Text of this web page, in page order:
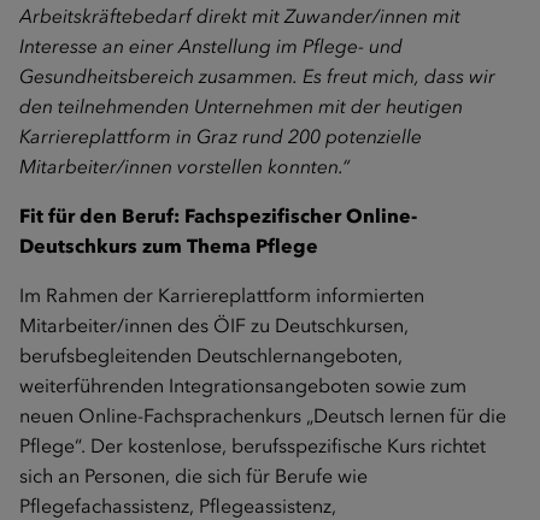
Arbeitskräftebedarf direkt mit Zuwander/innen mit
Interesse an einer Anstellung im Pflege- und
Gesundheitsbereich zusammen. Es freut mich, dass wir
den teilnehmenden Unternehmen mit der heutigen
Karriereplattform in Graz rund 200 potenzielle
Mitarbeiter/innen vorstellen konnten.“
Fit für den Beruf: Fachspezifischer Online-
Deutschkurs zum Thema Pflege
Im Rahmen der Karriereplattform informierten
Mitarbeiter/innen des ÖIF zu Deutschkursen,
berufsbegleitenden Deutschlernangeboten,
weiterführenden Integrationsangeboten sowie zum
neuen Online-Fachsprachenkurs „Deutsch lernen für die
Pflege“. Der kostenlose, berufsspezifische Kurs richtet
sich an Personen, die sich für Berufe wie
Pflegefachassistenz, Pflegeassistenz,